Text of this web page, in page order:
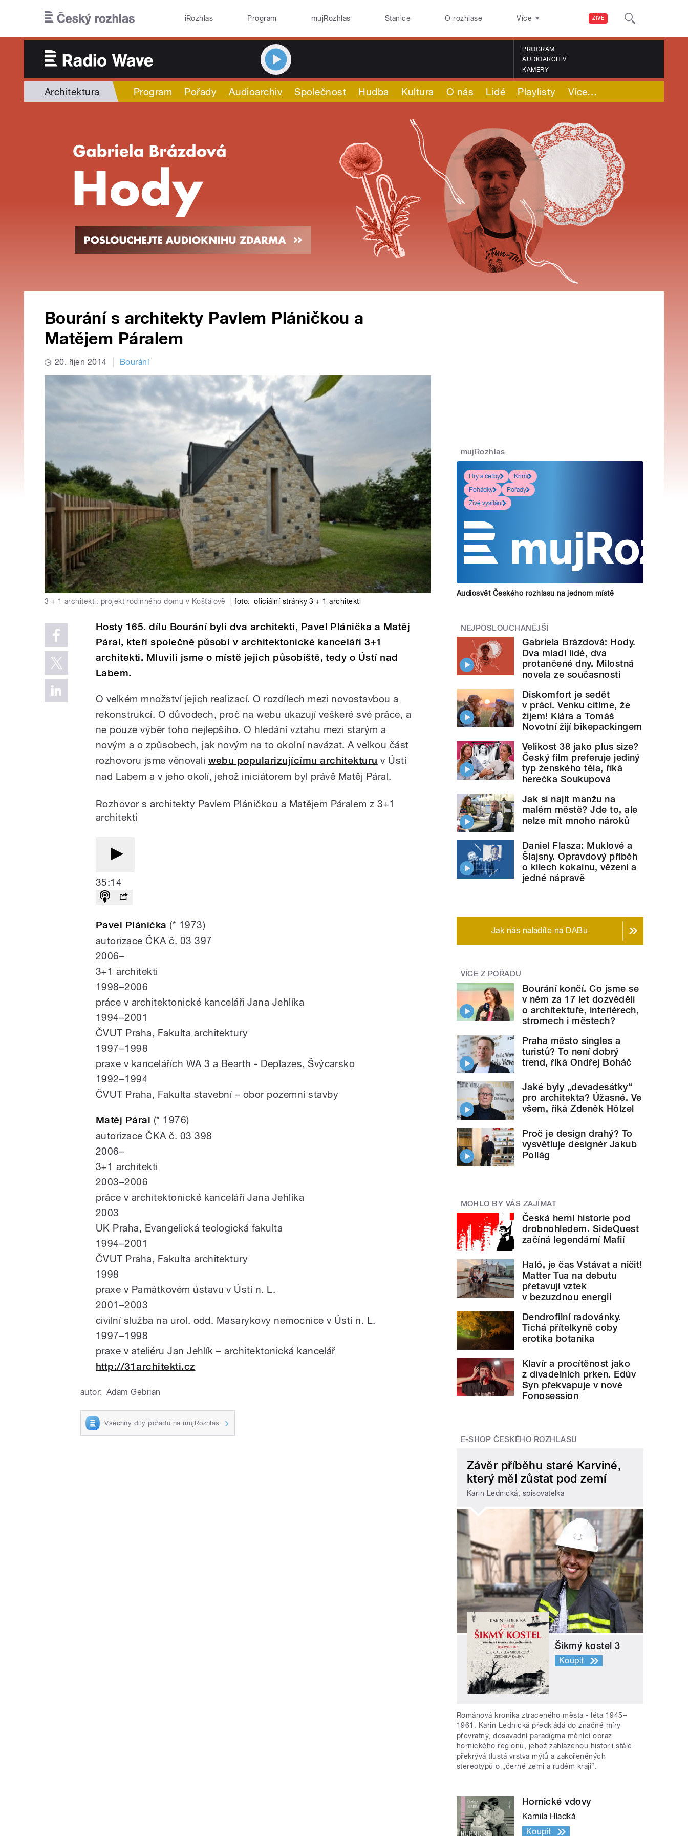
ŽIVĚ
iRozhlas Program mujRozhlas Stanice O rozhlase Více
PROGRAM
AUDIOARCHIV
KAMERY
Architektura Program Pořady Audioarchiv Společnost Hudba Kultura O nás Lidé Playlisty Více…
Bourání s architekty Pavlem Pláničkou a
Matějem Páralem
20. říjen 2014 Bourání
3 + 1 architekti: projekt rodinného domu v Košťálově foto: oficiální stránky 3 + 1 architekti
Hosty 165. dílu Bourání byli dva architekti, Pavel Plánička a Matěj
Páral, kteří společně působí v architektonické kanceláři 3+1
architekti. Mluvili jsme o místě jejich působiště, tedy o Ústí nad
Labem.
O velkém množství jejich realizací. O rozdílech mezi novostavbou a
rekonstrukcí. O důvodech, proč na webu ukazují veškeré své práce, a
ne pouze výběr toho nejlepšího. O hledání vztahu mezi starým a
novým a o způsobech, jak novým na to okolní navázat. A velkou část
rozhovoru jsme věnovali webu popularizujícímu architekturu v Ústí
nad Labem a v jeho okolí, jehož iniciátorem byl právě Matěj Páral.
Rozhovor s architekty Pavlem Pláničkou a Matějem Páralem z 3+1
architekti
35:14
Pavel Plánička (* 1973)
autorizace ČKA č. 03 397
2006–
3+1 architekti
1998–2006
práce v architektonické kanceláři Jana Jehlíka
1994–2001
ČVUT Praha, Fakulta architektury
1997–1998
praxe v kancelářích WA 3 a Bearth - Deplazes, Švýcarsko
1992–1994
ČVUT Praha, Fakulta stavební – obor pozemní stavby
Matěj Páral (* 1976)
autorizace ČKA č. 03 398
2006–
3+1 architekti
2003–2006
práce v architektonické kanceláři Jana Jehlíka
2003
UK Praha, Evangelická teologická fakulta
1994–2001
ČVUT Praha, Fakulta architektury
1998
praxe v Památkovém ústavu v Ústí n. L.
2001–2003
civilní služba na urol. odd. Masarykovy nemocnice v Ústí n. L.
1997–1998
praxe v ateliéru Jan Jehlík – architektonická kancelář
http://31architekti.cz
autor: Adam Gebrian
Všechny díly pořadu na mujRozhlas
mujRozhlas
Hry a četby
Krimi
Pohádky
Pořady
Živé vysílání
Audiosvět Českého rozhlasu na jednom místě
NEJPOSLOUCHANĚJŠÍ
Gabriela Brázdová: Hody.
Dva mladí lidé, dva
protančené dny. Milostná
novela ze současnosti
Diskomfort je sedět
v práci. Venku cítíme, že
žijem! Klára a Tomáš
Novotní žijí bikepackingem
Velikost 38 jako plus size?
Český film preferuje jediný
typ ženského těla, říká
herečka Soukupová
Jak si najít manžu na
malém městě? Jde to, ale
nelze mít mnoho nároků
Daniel Flasza: Muklové a
Šlajsny. Opravdový příběh
o kilech kokainu, vězení a
jedné nápravě
Jak nás naladíte na DABu
VÍCE Z POŘADU
Bourání končí. Co jsme se
v něm za 17 let dozvěděli
o architektuře, interiérech,
stromech i městech?
Praha město singles a
turistů? To není dobrý
trend, říká Ondřej Boháč
Jaké byly „devadesátky“
pro architekta? Úžasné. Ve
všem, říká Zdeněk Hölzel
Proč je design drahý? To
vysvětluje designér Jakub
Pollág
MOHLO BY VÁS ZAJÍMAT
Česká herní historie pod
drobnohledem. SideQuest
začíná legendární Mafií
Haló, je čas Vstávat a ničit!
Matter Tua na debutu
přetavují vztek
v bezuzdnou energii
Dendrofilní radovánky.
Tichá přítelkyně coby
erotika botanika
Klavír a procítěnost jako
z divadelních prken. Edúv
Syn překvapuje v nové
Fonosession
E-SHOP ČESKÉHO ROZHLASU
Závěr příběhu staré Karviné,
který měl zůstat pod zemí
Karin Lednická, spisovatelka
Šikmý kostel 3
Koupit
Románová kronika ztraceného města - léta 1945–
1961. Karin Lednická předkládá do značné míry
převratný, dosavadní paradigma měnící obraz
hornického regionu, jehož zahlazenou historii stále
překrývá tlustá vrstva mýtů a zakořeněných
stereotypů o „černé zemi a rudém kraji“.
Hornické vdovy
Kamila Hladká
Koupit